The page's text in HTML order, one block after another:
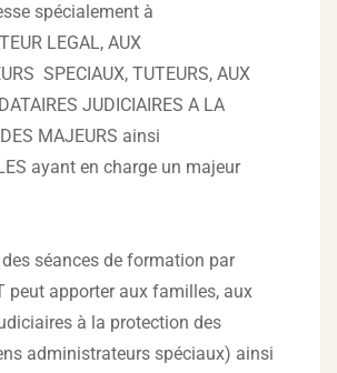
spécialement à
LEGAL, AUX
SPECIAUX, TUTEURS, AUX
JUDICIAIRES A LA
MAJEURS ainsi
ayant en charge un majeur
séances de formation par
peut apporter aux familles, aux
à la protection des
administrateurs spéciaux) ainsi